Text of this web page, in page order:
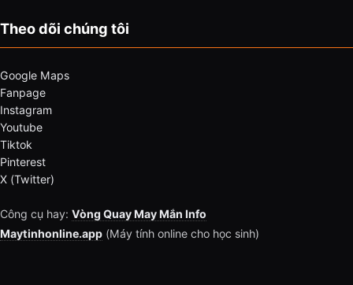
Theo dõi chúng tôi
Google Maps
Fanpage
Instagram
Youtube
Tiktok
Pinterest
X (Twitter)
Công cụ hay: Vòng Quay May Mắn Info
Maytinhonline.app (Máy tính online cho học sinh)